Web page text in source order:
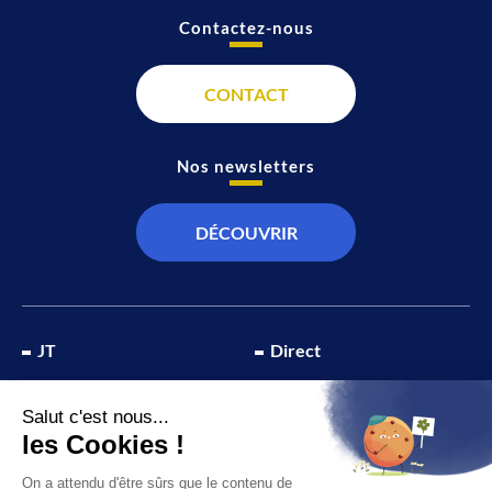
JT
ÉCONOMIE
Direct
À propos de nous
Recevoir la chaîne
Contactez-nous
CONTACT
Nos newsletters
DÉCOUVRIR